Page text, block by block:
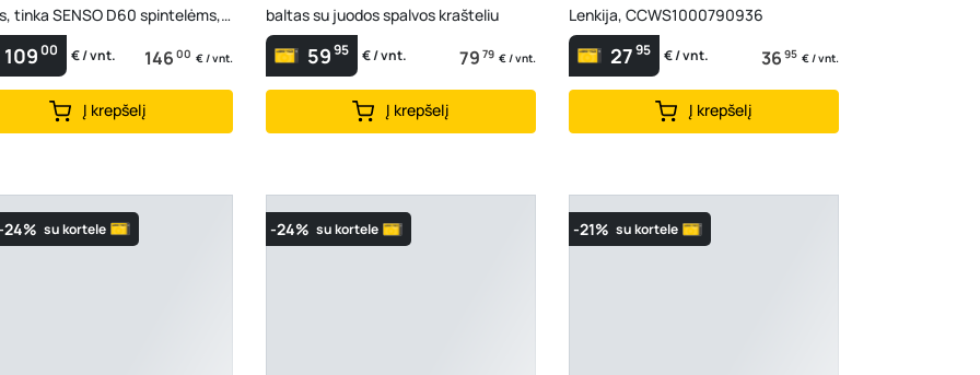
tinka SENSO D60 spintelėms,
10900 € / vnt. 146 00 € / vnt.
Į krepšelį
baltas su juodos spalvos krašteliu
5995 € / vnt. 79 79 € / vnt.
Į krepšelį
Lenkija, CCWS1000790936
2795 € / vnt. 36 95 € / vnt.
Į krepšelį
24% su kortele -24% su kortele -21% su kortele